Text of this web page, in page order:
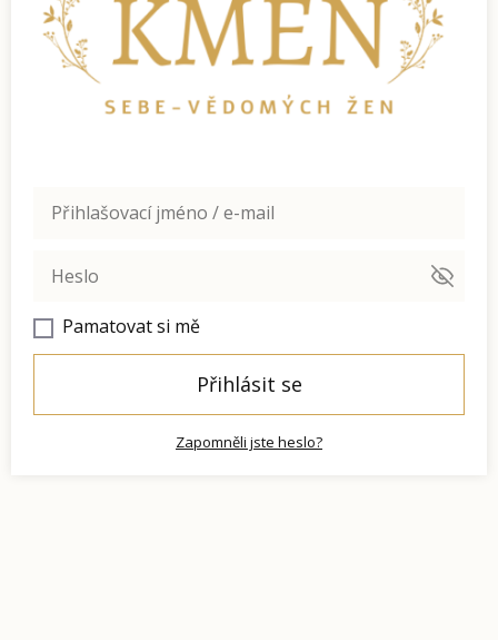
Pamatovat si mě
Přihlásit se
Zapomněli jste heslo?